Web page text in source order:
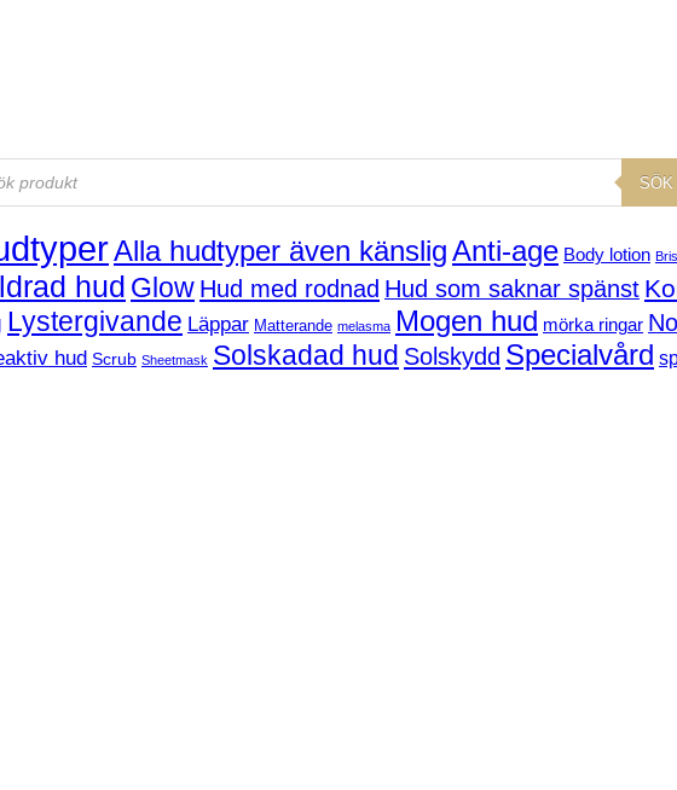
SÖK
Alla hudtyper även känsligAnti-age Body lotion
hud Glow Hud med rodnad Hud som saknar spänst
Lystergivande Läppar Matterande melasma Mogen hud mörka ringar
hud Scrub Sheetmask Solskadad hud Solskydd Specialvård